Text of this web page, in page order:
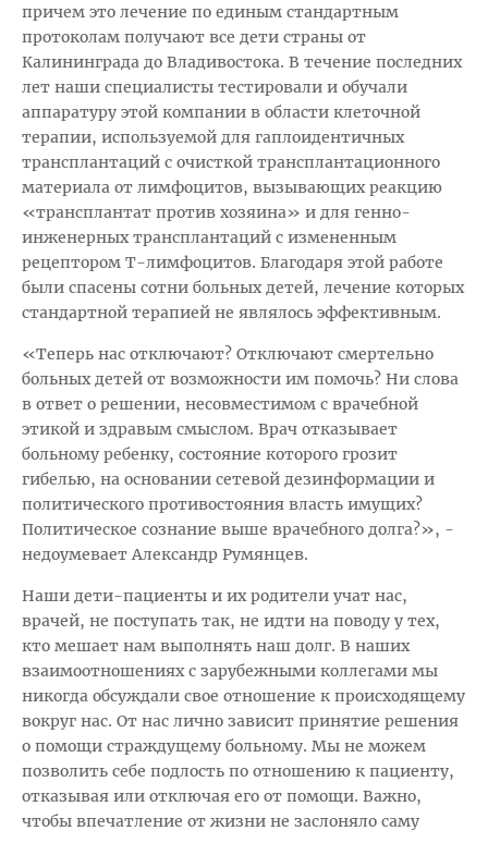
причем это лечение по единым стандартным
протоколам получают все дети страны от
Калининграда до Владивостока. В течение последних
лет наши специалисты тестировали и обучали
аппаратуру этой компании в области клеточной
терапии, используемой для гаплоидентичных
трансплантаций с очисткой трансплантационного
материала от лимфоцитов, вызывающих реакцию
«трансплантат против хозяина» и для генно-
инженерных трансплантаций с измененным
рецептором Т-лимфоцитов. Благодаря этой работе
были спасены сотни больных детей, лечение которых
стандартной терапией не являлось эффективным.
«Теперь нас отключают? Отключают смертельно
больных детей от возможности им помочь? Ни слова
в ответ о решении, несовместимом с врачебной
этикой и здравым смыслом. Врач отказывает
больному ребенку, состояние которого грозит
гибелью, на основании сетевой дезинформации и
политического противостояния власть имущих?
Политическое сознание выше врачебного долга?», -
недоумевает Александр Румянцев.
Наши дети-пациенты и их родители учат нас,
врачей, не поступать так, не идти на поводу у тех,
кто мешает нам выполнять наш долг. В наших
взаимоотношениях с зарубежными коллегами мы
никогда обсуждали свое отношение к происходящему
вокруг нас. От нас лично зависит принятие решения
о помощи страждущему больному. Мы не можем
позволить себе подлость по отношению к пациенту,
отказывая или отключая его от помощи. Важно,
чтобы впечатление от жизни не заслоняло саму